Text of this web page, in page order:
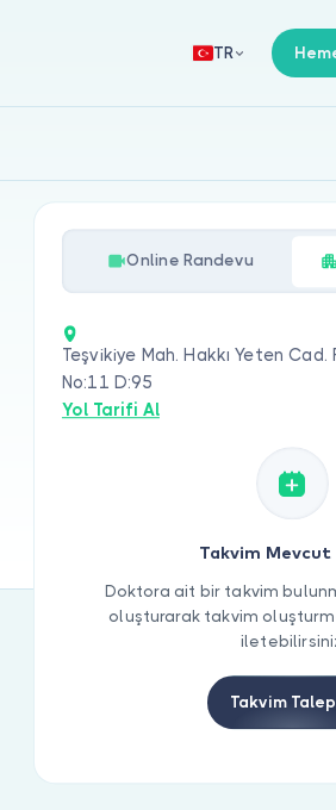
TR
Online Randevu
Teşvikiye Mah. Hakkı Yeten
No:11 D:95
Yol Tarifi Al
Takvim Mevcut
Doktora ait bir takvim
oluşturarak takvim
Takvim Talep